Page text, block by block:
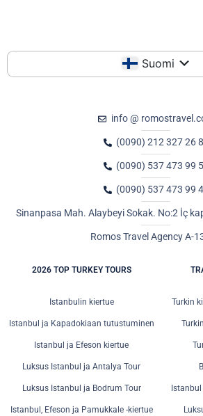
Suomi
info @
(0090) 212 327 26
(0090) 537 473 99
(0090) 537 473 99
Sinanpasa Mah. Alaybeyi Sokak. No:2 İç
Romos Travel Agency A-
2026 TOP TURKEY TOURS
Istanbulin kiertue
Istanbul ja Kapadokiaan tutustuminen
Istanbul ja Efeson kiertue
Luksus Istanbul ja Antalya Tour
Luksus Istanbul ja Bodrum Tour
Istanbul, Efeson ja Pamukkale -kiertue
Turkin